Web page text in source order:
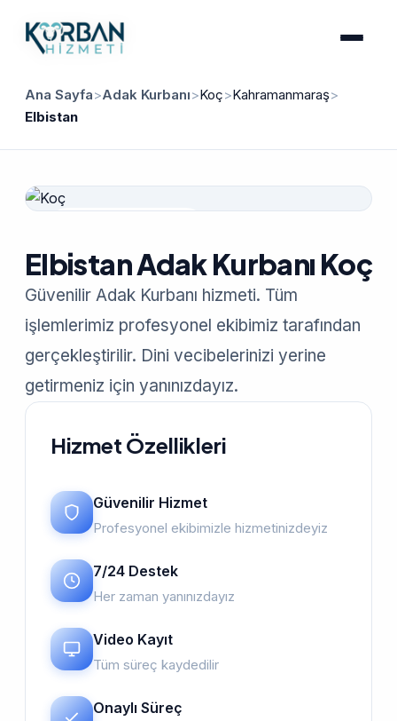
Ana Sayfa>Adak Kurbanı>Koç>Kahramanmaraş>
Elbistan
Elbistan Adak Kurbanı Koç
Güvenilir Adak Kurbanı hizmeti. Tüm
işlemlerimiz profesyonel ekibimiz tarafından
gerçekleştirilir. Dini vecibelerinizi yerine
getirmeniz için yanınızdayız.
Hizmet Özellikleri
Güvenilir Hizmet
Profesyonel ekibimizle hizmetinizdeyiz
7/24 Destek
Her zaman yanınızdayız
Video Kayıt
Tüm süreç kaydedilir
Onaylı Süreç